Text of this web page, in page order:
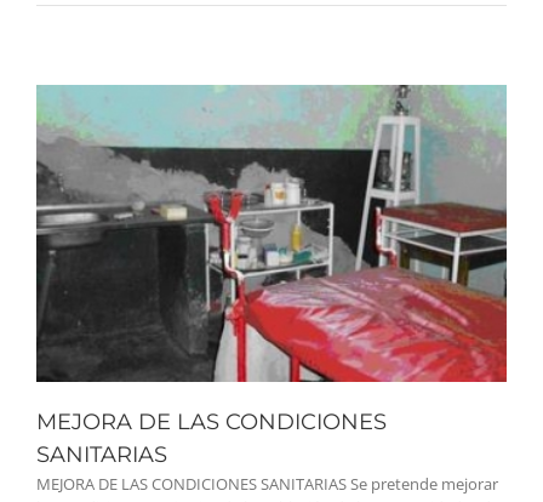
MEJORA DE LAS CONDICIONES
SANITARIAS
MEJORA DE LAS CONDICIONES SANITARIAS Se pretende mejorar